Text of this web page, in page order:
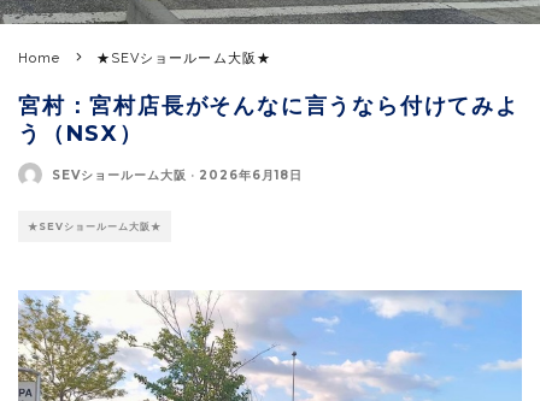
Home ★SEVショールーム大阪★
宮村：宮村店長がそんなに言うなら付けてみよ
う（NSX）
SEVショールーム大阪 · 2026年6月18日
★SEVショールーム大阪★